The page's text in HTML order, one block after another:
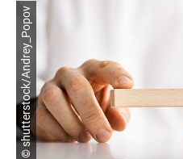
© shutterstock/Andrey_Popov